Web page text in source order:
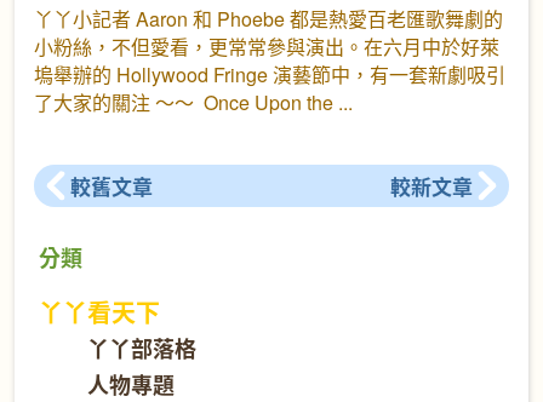
丫丫小記者 Aaron 和 Phoebe 都是熱愛百老匯歌舞劇的
小粉絲，不但愛看，更常常參與演出。在六月中於好萊
塢舉辦的 Hollywood Fringe 演藝節中，有一套新劇吸引
了大家的關注 ～～ Once Upon the
較舊文章 較新文章
分類
丫丫看天下
丫丫部落格
人物專題